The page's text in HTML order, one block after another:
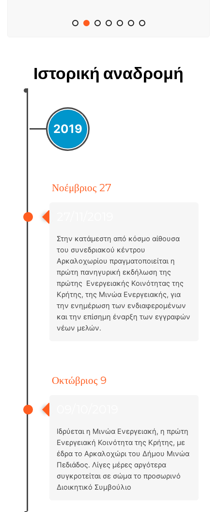
Ιστορική αναδρομή
2019
Νοέμβριος 27
Στην κατάμεστη από κόσμο αίθουσα
του συνεδριακού κέντρου
Αρκαλοχωρίου πραγματοποιείται η
πρώτη πανηγυρική εκδήλωση της
πρώτης Ενεργειακής Κοινότητας της
Κρήτης, της Μινώα Ενεργειακής, για
την ενημέρωση των ενδιαφερομένων
και την επίσημη έναρξη των εγγραφών
νέων μελών.
Οκτώβριος 9
Ιδρύεται η Μινώα Ενεργειακή, η πρώτη
Ενεργειακή Κοινότητα της Κρήτης, με
έδρα το Αρκαλοχώρι του Δήμου Μινώα
Πεδιάδος. Λίγες μέρες αργότερα
συγκροτείται σε σώμα το προσωρινό
Διοικητικό Συμβούλιο